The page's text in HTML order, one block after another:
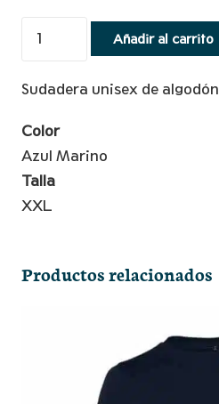
-
XXL
cantidad
Añadir al carrito
Sudadera unisex de algodón.
Color
Azul Marino
Talla
XXL
Productos relacionados